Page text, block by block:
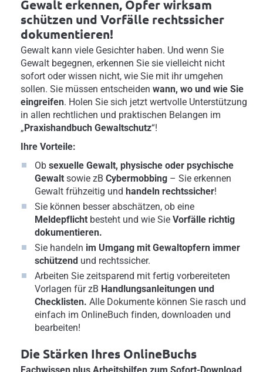
Gewalt erkennen, Opfer wirksam
schützen und Vorfälle rechtssicher
dokumentieren!
Gewalt kann viele Gesichter haben. Und wenn Sie
Gewalt begegnen, erkennen Sie sie vielleicht nicht
sofort oder wissen nicht, wie Sie mit ihr umgehen
sollen. Sie müssen entscheiden wann, wo und wie Sie
eingreifen. Holen Sie sich jetzt wertvolle Unterstützung
in allen rechtlichen und praktischen Belangen im
„Praxishandbuch Gewaltschutz“!
Ihre Vorteile:
Ob sexuelle Gewalt, physische oder psychische
Gewalt sowie zB Cybermobbing – Sie erkennen
Gewalt frühzeitig und handeln rechtssicher!
Sie können besser abschätzen, ob eine
Meldepflicht besteht und wie Sie Vorfälle richtig
dokumentieren.
Sie handeln im Umgang mit Gewaltopfern immer
schützend und rechtssicher.
Arbeiten Sie zeitsparend mit fertig vorbereiteten
Vorlagen für zB Handlungsanleitungen und
Checklisten. Alle Dokumente können Sie rasch und
einfach im OnlineBuch finden, downloaden und
bearbeiten!
Die Stärken Ihres OnlineBuchs